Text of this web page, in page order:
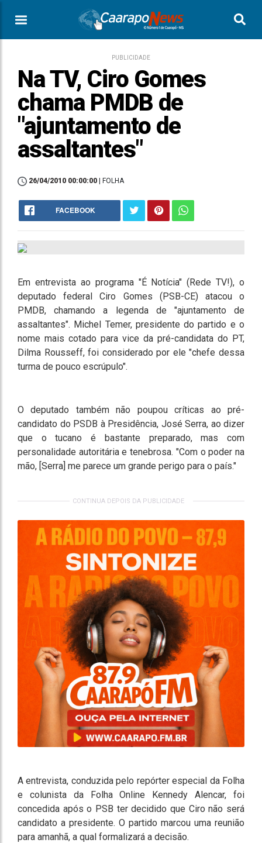
PUBLICIDADE
Na TV, Ciro Gomes
chama PMDB de
"ajuntamento de
assaltantes"
26/04/2010 00:00:00 | FOLHA
FACEBOOK
Em entrevista ao programa "É Notícia" (Rede TV!), o
deputado federal Ciro Gomes (PSB-CE) atacou o
PMDB, chamando a legenda de "ajuntamento de
assaltantes". Michel Temer, presidente do partido e o
nome mais cotado para vice da pré-candidata do PT,
Dilma Rousseff, foi considerado por ele "chefe dessa
turma de pouco escrúpulo".
O deputado também não poupou críticas ao pré-
candidato do PSDB à Presidência, José Serra, ao dizer
que o tucano é bastante preparado, mas com
personalidade autoritária e tenebrosa. "Com o poder na
mão, [Serra] me parece um grande perigo para o país."
CONTINUA DEPOIS DA PUBLICIDADE
A entrevista, conduzida pelo repórter especial da Folha
e colunista da Folha Online Kennedy Alencar, foi
concedida após o PSB ter decidido que Ciro não será
candidato a presidente. O partido marcou uma reunião
para amanhã, a qual formalizará a decisão.